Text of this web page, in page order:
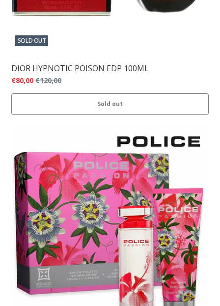
SOLD OUT
DIOR HYPNOTIC POISON EDP 100ML
€80,00 €120,00
Sold out